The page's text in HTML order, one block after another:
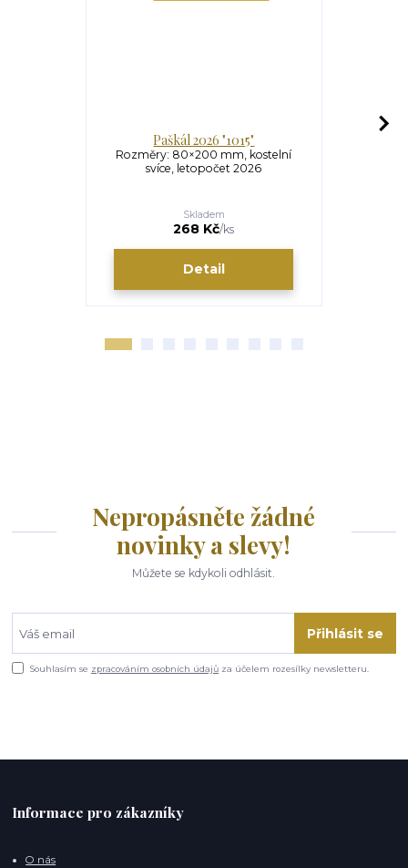
Paškál 2026 "1015"
Rozměry: 80×200 mm, kostelní
svíce, letopočet 2026
268 Kč/ks
Skladem
Detail
Nepropásněte žádné
novinky a slevy!
Můžete se kdykoli odhlásit.
Přihlásit se
Souhlasím se zpracováním osobních údajů za účelem rozesílky newsletteru.
Informace pro zákazníky
O nás